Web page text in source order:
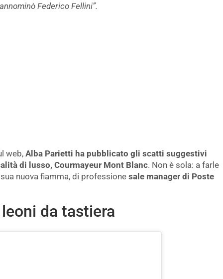
Federico Fellini”.
web, Alba Parietti ha pubblicato gli scatti suggestivi
di lusso, Courmayeur Mont Blanc. Non è sola: a farle
sua nuova fiamma, di professione sale manager di Poste
da tastiera